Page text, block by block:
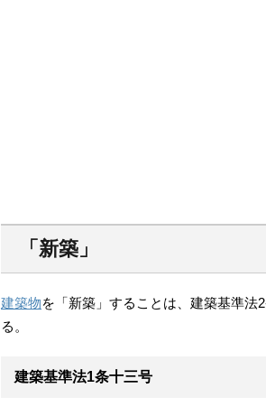
「新築」
建築物を「新築」することは、建築基準法
る。
建築基準法1条十三号